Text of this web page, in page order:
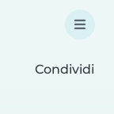
Condividi